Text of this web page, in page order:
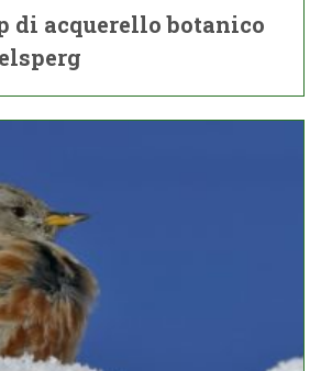
di acquerello botanico